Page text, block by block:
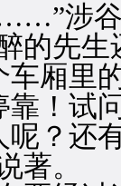
谷一
先生
厢里
靠！
？还有
著。